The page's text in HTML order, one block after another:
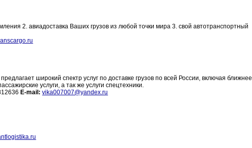
2. авиадоставка Ваших грузов из любой точки мира 3. свой автотранспортный
широкий спектр услуг по доставке грузов по всей России, включая ближнее
услуги, а так же услуги спецтехники.
E-mail: vika007007@yandex.ru